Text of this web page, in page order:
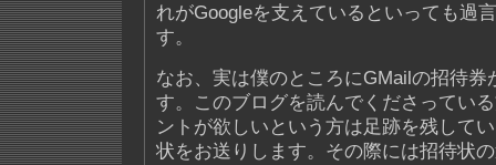
れがGoogleを支えているといっても過
す。
なお、実は僕のところにGMailの招待券
す。このブログを読んでくださってい
ントが欲しいという方は足跡を残して
状をお送りします。その際には招待状